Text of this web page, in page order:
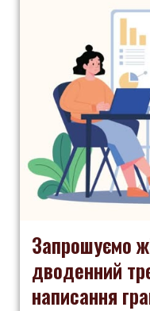
Запрошуємо
дводенний
написання